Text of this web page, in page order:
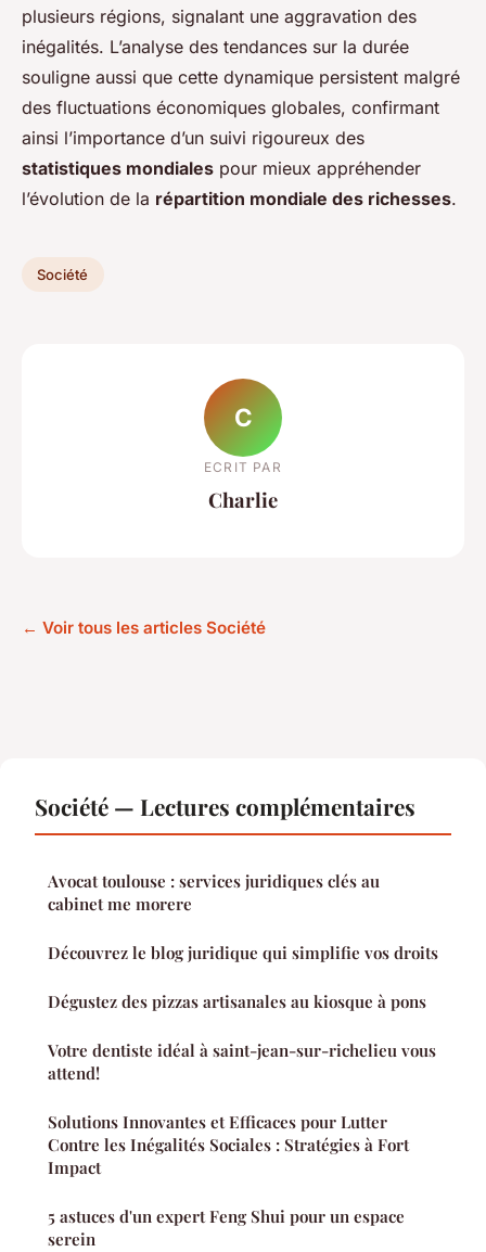
plusieurs régions, signalant une aggravation des
inégalités. L’analyse des tendances sur la durée
souligne aussi que cette dynamique persistent malgré
des fluctuations économiques globales, confirmant
ainsi l’importance d’un suivi rigoureux des
statistiques mondiales pour mieux appréhender
l’évolution de la répartition mondiale des richesses.
Société
C
ECRIT PAR
Charlie
← Voir tous les articles Société
Société — Lectures complémentaires
Avocat toulouse : services juridiques clés au
cabinet me morere
Découvrez le blog juridique qui simplifie vos droits
Dégustez des pizzas artisanales au kiosque à pons
Votre dentiste idéal à saint-jean-sur-richelieu vous
attend!
Solutions Innovantes et Efficaces pour Lutter
Contre les Inégalités Sociales : Stratégies à Fort
Impact
5 astuces d'un expert Feng Shui pour un espace
serein